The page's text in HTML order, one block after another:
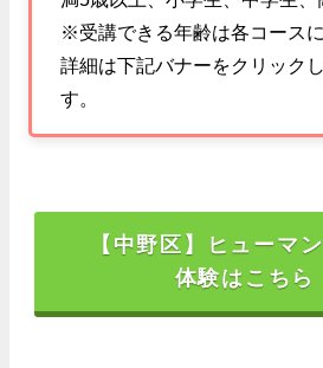
※受講できる年齢は各コースに
詳細は下記バナーをクリック
す。
【中野区】ヒューマ
体験はこちら